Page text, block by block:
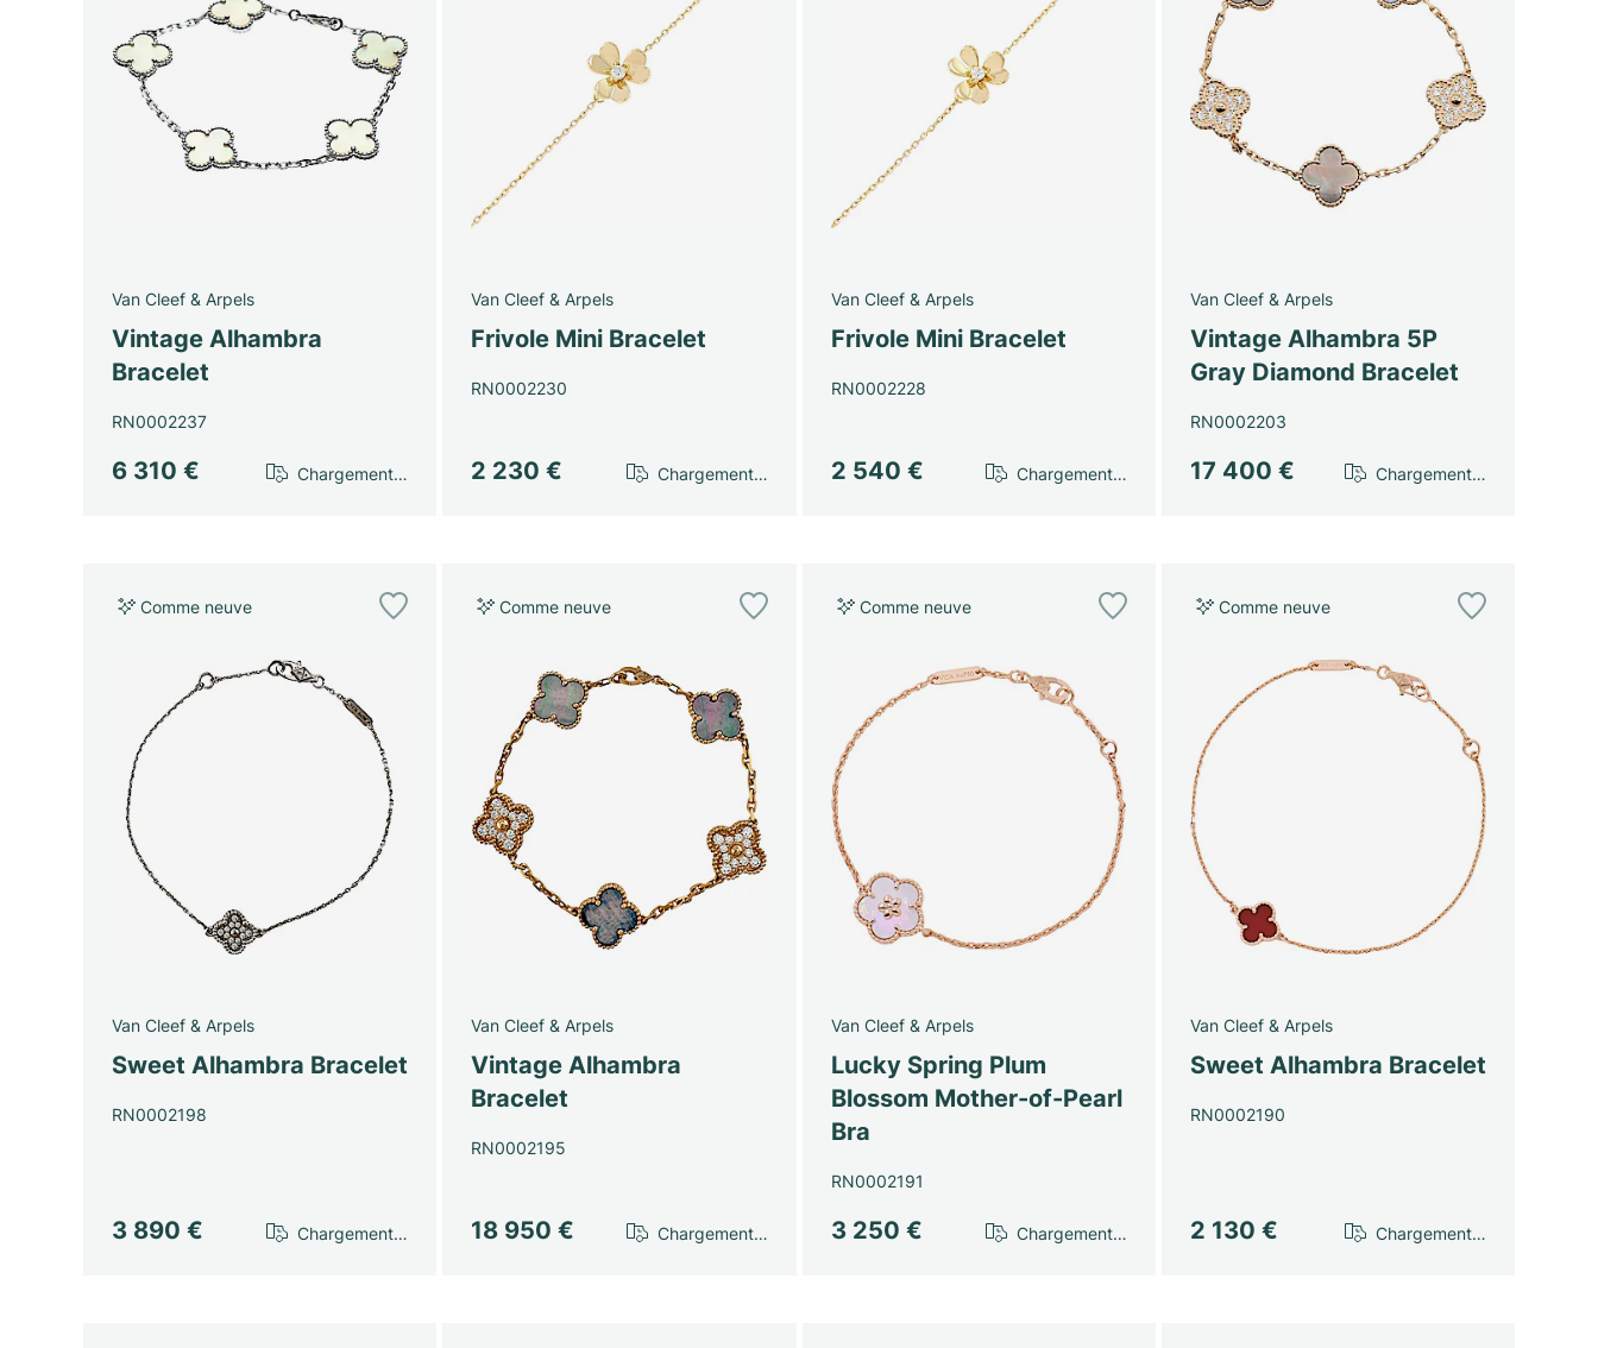
Van Cleef & Arpels
Vintage Alhambra
Bracelet
RN0002237
6 310 € Chargement…
Van Cleef & Arpels
Frivole Mini Bracelet
RN0002230
2 230 € Chargement…
Van Cleef & Arpels
Frivole Mini Bracelet
RN0002228
2 540 € Chargement…
Van Cleef & Arpels
Vintage Alhambra 5P
Gray Diamond Bracelet
RN0002203
17 400 € Chargement…
Comme neuve
Van Cleef & Arpels
Sweet Alhambra Bracelet
RN0002198
3 890 € Chargement…
Comme neuve
Van Cleef & Arpels
Vintage Alhambra
Bracelet
RN0002195
18 950 € Chargement…
Comme neuve
Van Cleef & Arpels
Lucky Spring Plum
Blossom Mother-of-Pearl
Bra
RN0002191
3 250 € Chargement…
Comme neuve
Van Cleef & Arpels
Sweet Alhambra Bracelet
RN0002190
2 130 € Chargement…